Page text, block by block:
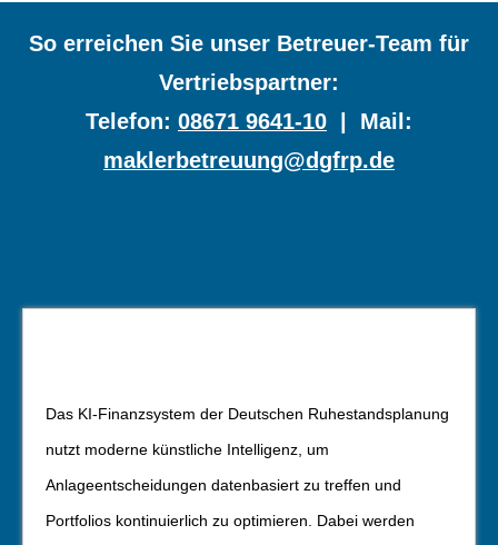
So erreichen Sie unser Betreuer-Team für
Vertriebspartner:
Telefon: 08671 9641-10 | Mail:
maklerbetreuung@dgfrp.de
Das KI-Finanzsystem der Deutschen Ruhestandsplanung
nutzt moderne künstliche Intelligenz, um
Anlageentscheidungen datenbasiert zu treffen und
Portfolios kontinuierlich zu optimieren. Dabei werden